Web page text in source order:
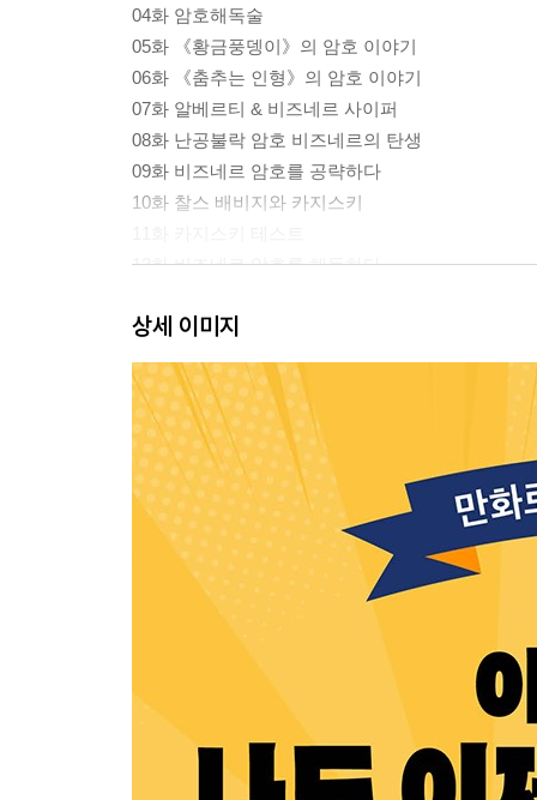
04화 암호해독술
05화 《황금풍뎅이》의 암호 이야기
06화 《춤추는 인형》의 암호 이야기
07화 알베르티 & 비즈네르 사이퍼
08화 난공불락 암호 비즈네르의 탄생
09화 비즈네르 암호를 공략하다
10화 찰스 배비지와 카지스키
12화 비즈네르 암호를 해독하다
14화 전쟁을 바꾼 치머만 전보
15화 수수께끼 암호 기계 에니그마
16화 에니그마의 원리
17화 폴란드의 암호해독가
18화 데이키와 메시지키
19화 에니그마 회전원판의 지문을 찾아서
20화 10만 가지 목록 만들기
21화 사미치키 있음, 없음
22화 앨런 튜링, 암호 해독을 시작하다
24화 튜링의 사과
26화 온라인으로 메시지를 전달하는 법
27화 히피 암호 학자, 디피와 헬만
28화 나머지 값을 구하기
29화 RSA 암호의 탄생
상세 이미지